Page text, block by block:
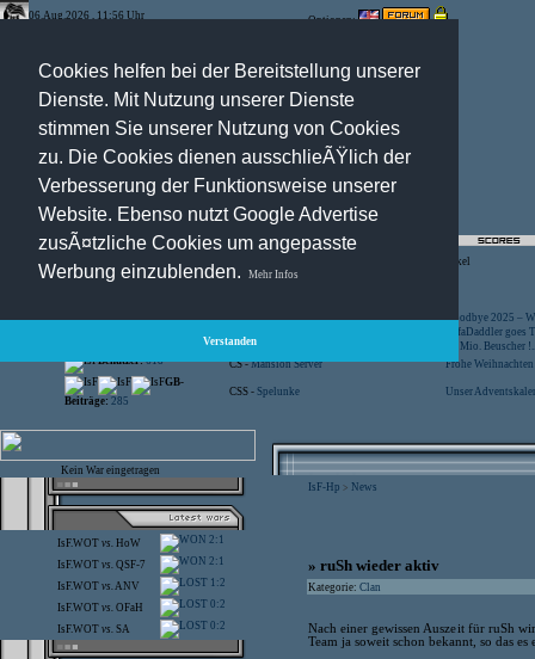
Cookies helfen bei der Bereitstellung unserer
Dienste. Mit Nutzung unserer Dienste
stimmen Sie unserer Nutzung von Cookies
zu. Die Cookies dienen ausschlieÃŸlich der
Verbesserung der Funktionsweise unserer
Website. Ebenso nutzt Google Advertise
zusÃ¤tzliche Cookies um angepasste
Werbung einzublenden.
Mehr Infos
Verstanden
06.Aug.2026 , 11:56 Uhr Optionen:
Artikel
Besucher:44420542 CS -SniperWar Server
Goodbye 2025 –
SofaDaddler goes
CS -FunYard
40 Mio. Beuscher
Benutzer: 618 CS -Mansion Server
Frohe
GB-
Beiträge: 285
CSS - Spelunke Unser
Kein War eingetragen
IsF.WOT vs. HoW 2:1
IsF.WOT vs. QSF-7 2:1
IsF.WOT vs.ANV 1:2
IsF.WOT vs. OFaH 0:2
IsF.WOT vs. SA 0:2
IsF-Hp > News
» ruSh wieder aktiv
Kategorie: Clan
Nach einer gewissen Auszeit für ruSh
Team ja soweit schon bekannt, so das